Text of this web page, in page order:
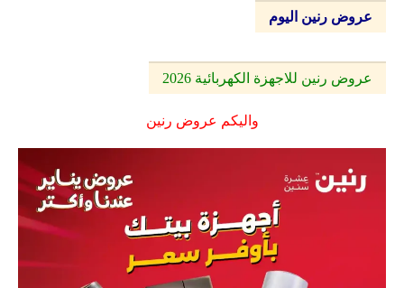
عروض رنين اليوم
عروض رنين للاجهزة الكهربائية 2026
واليكم عروض رنين